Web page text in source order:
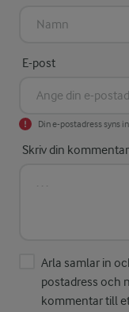
E-post
Din e-postadress syns
Skriv din kommentar
Arla samlar in
postadress och
kommentar till